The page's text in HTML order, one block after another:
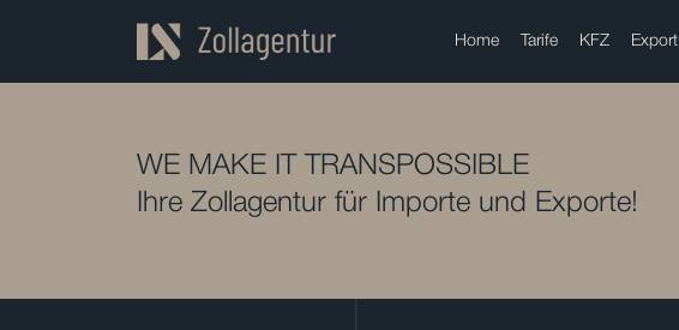
Home Tarife KFZ Export
WE MAKE IT TRANSPOSSIBLE
Ihre Zollagentur für Importe und Exporte!